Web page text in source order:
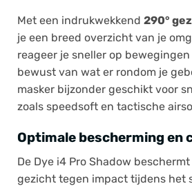
Met een indrukwekkend 290°
je een breed overzicht van je
reageer je sneller op
bewust van wat er rondom je
masker bijzonder geschikt voor
zoals speedsoft en tactische
Optimale bescherming en
De Dye i4 Pro Shadow
gezicht tegen impact tijdens het